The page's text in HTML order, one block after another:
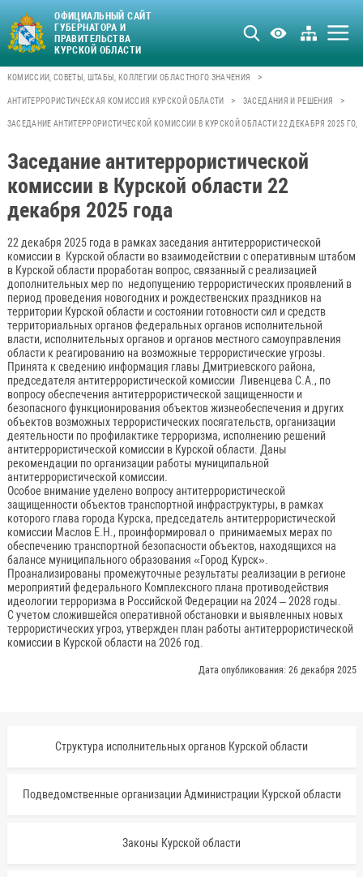
ОФИЦИАЛЬНЫЙ САЙТ
ГУБЕРНАТОРА И
ПРАВИТЕЛЬСТВА
КУРСКОЙ ОБЛАСТИ
КОМИССИИ, СОВЕТЫ, ШТАБЫ, КОЛЛЕГИИ ОБЛАСТНОГО ЗНАЧЕНИЯ >
АНТИТЕРРОРИСТИЧЕСКАЯ КОМИССИЯ КУРСКОЙ ОБЛАСТИ > ЗАСЕДАНИЯ И РЕШЕНИЯ >
ЗАСЕДАНИЕ АНТИТЕРРОРИСТИЧЕСКОЙ КОМИССИИ В КУРСКОЙ ОБЛАСТИ 22 ДЕКАБРЯ 2025
Заседание антитеррористической
комиссии в Курской области 22
декабря 2025 года
22 декабря 2025 года в рамках заседания антитеррористической
комиссии в Курской области во взаимодействии с оперативным штабом
в Курской области проработан вопрос, связанный с реализацией
дополнительных мер по недопущению террористических проявлений в
период проведения новогодних и рождественских праздников на
территории Курской области и состоянии готовности сил и средств
территориальных органов федеральных органов исполнительной
власти, исполнительных органов и органов местного самоуправления
области к реагированию на возможные террористические угрозы.
Принята к сведению информация главы Дмитриевского района,
председателя антитеррористической комиссии Ливенцева С.А., по
вопросу обеспечения антитеррористической защищенности и
безопасного функционирования объектов жизнеобеспечения и других
объектов возможных террористических посягательств, организации
деятельности по профилактике терроризма, исполнению решений
антитеррористической комиссии в Курской области. Даны
рекомендации по организации работы муниципальной
антитеррористической комиссии.
Особое внимание уделено вопросу антитеррористической
защищенности объектов транспортной инфраструктуры, в рамках
которого глава города Курска, председатель антитеррористической
комиссии Маслов Е.Н., проинформировал о принимаемых мерах по
обеспечению транспортной безопасности объектов, находящихся на
балансе муниципального образования «Город Курск».
Проанализированы промежуточные результаты реализации в регионе
мероприятий федерального Комплексного плана противодействия
идеологии терроризма в Российской Федерации на 2024 – 2028 годы.
С учетом сложившейся оперативной обстановки и выявленных новых
террористических угроз, утвержден план работы антитеррористической
комиссии в Курской области на 2026 год.
Дата опубликования: 26 декабря 2025
Структура исполнительных органов Курской области
Подведомственные организации Администрации Курской области
Законы Курской области